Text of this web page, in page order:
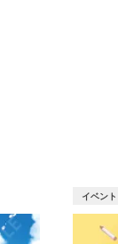
イベント